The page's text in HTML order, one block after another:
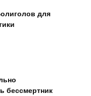
для
бессмертник